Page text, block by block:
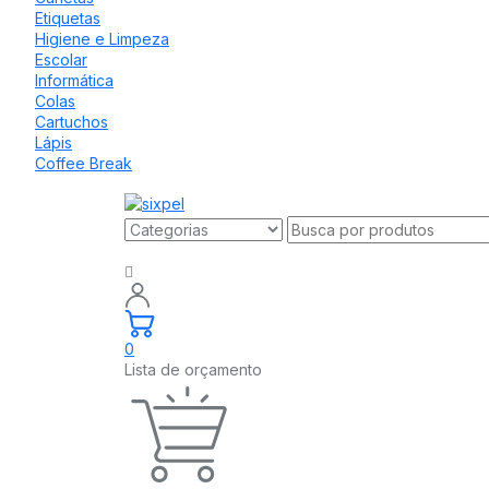
Etiquetas
Higiene e Limpeza
Escolar
Informática
Colas
Cartuchos
Lápis
Coffee Break
0
Lista de orçamento